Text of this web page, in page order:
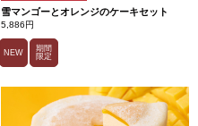
雪マンゴーとオレンジのケーキセット
5,886円
NEW
期間
限定